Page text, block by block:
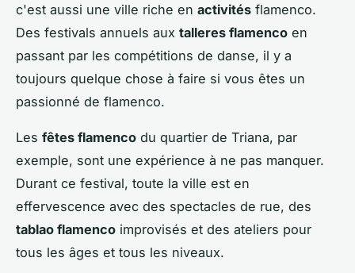
c'est aussi une ville riche en activités flamenco.
Des festivals annuels aux talleres flamenco en
passant par les compétitions de danse, il y a
toujours quelque chose à faire si vous êtes un
passionné de flamenco.
Les fêtes flamenco du quartier de Triana, par
exemple, sont une expérience à ne pas manquer.
Durant ce festival, toute la ville est en
effervescence avec des spectacles de rue, des
tablao flamenco improvisés et des ateliers pour
tous les âges et tous les niveaux.